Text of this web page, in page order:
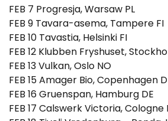
FEB 7 Progresja, Warsaw PL
FEB 9 Tavara-asema, Tampere FI
FEB 10 Tavastia, Helsinki FI
FEB 12 Klubben Fryshuset,
FEB 13 Vulkan, Oslo NO
FEB 15 Amager Bio, Copenhagen
FEB 16 Gruenspan, Hamburg DE
FEB 17 Calswerk Victoria, Cologne